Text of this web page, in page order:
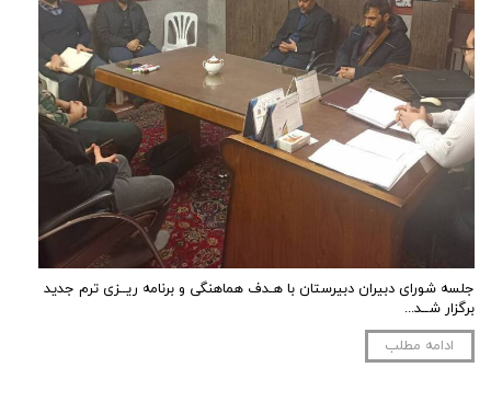
جلسه شورای دبیران دبیرستان با هـدف هماهنگی و برنامه ریــزی ترم جدید
برگزار شــد...
ادامه مطلب